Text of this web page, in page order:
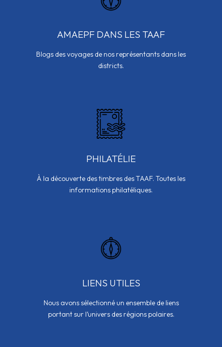
AMAEPF DANS LES TAAF
Blogs des voyages de nos représentants dans les
districts.
PHILATÉLIE
À la découverte des timbres des TAAF. Toutes les
informations philatéliques.
LIENS UTILES
Nous avons sélectionné un ensemble de liens
portant sur l’univers des régions polaires.